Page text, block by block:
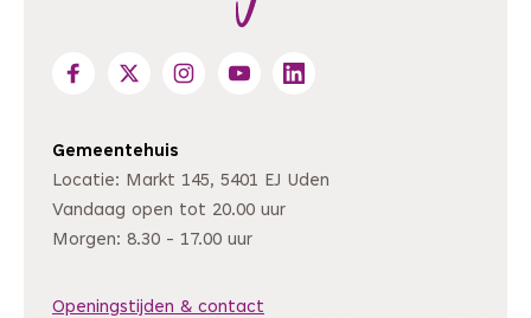
Gemeentehuis
Locatie: Markt 145, 5401 EJ Uden
Vandaag open tot 20.00 uur
Morgen: 8.30 - 17.00 uur
Openingstijden & contact